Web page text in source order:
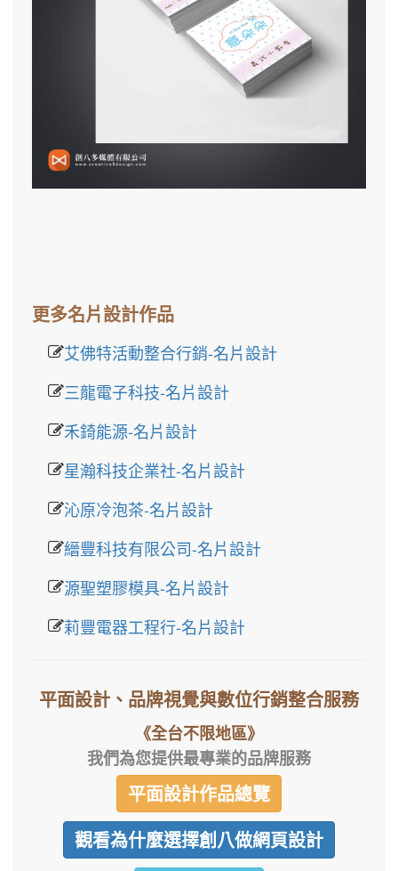
更多名片設計作品
艾佛特活動整合行銷-名片設計
三龍電子科技-名片設計
禾錡能源-名片設計
星瀚科技企業社-名片設計
沁原冷泡茶-名片設計
縉豐科技有限公司-名片設計
源聖塑膠模具-名片設計
莉豐電器工程行-名片設計
平面設計、品牌視覺與數位行銷整合服務
《全台不限地區》
我們為您提供最專業的品牌服務
平面設計作品總覽
觀看為什麼選擇創八做網頁設計